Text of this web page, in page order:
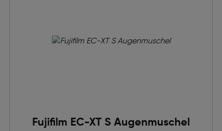
Fujifilm EC-XT S Augenmuschel